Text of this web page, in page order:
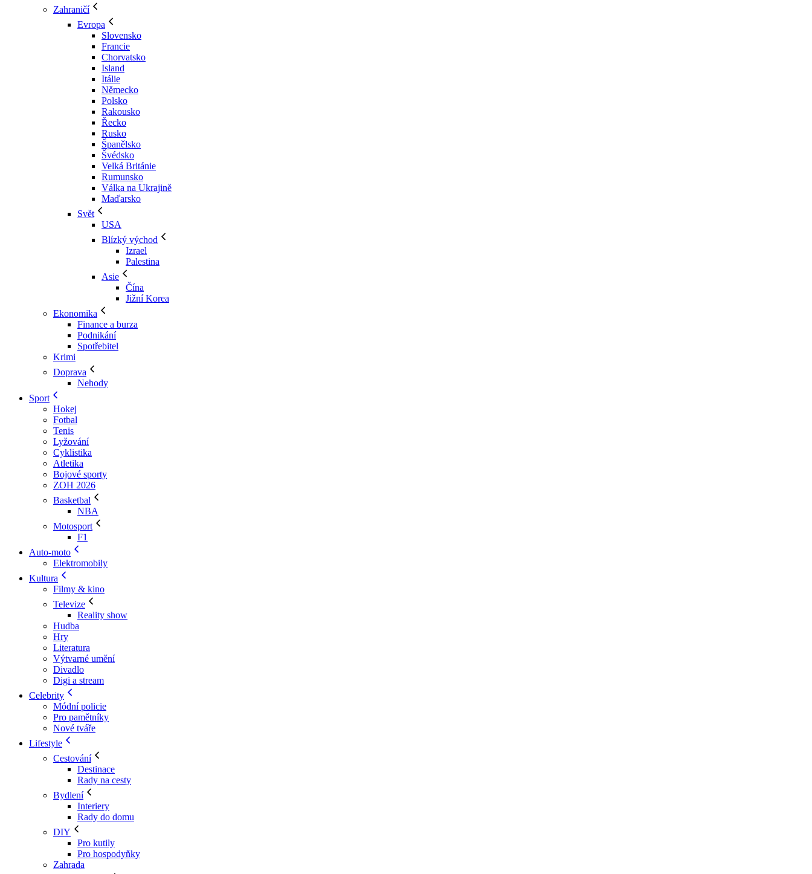
Zahraničí
Evropa
Slovensko
Francie
Chorvatsko
Island
Itálie
Německo
Polsko
Rakousko
Řecko
Rusko
Španělsko
Švédsko
Velká Británie
Rumunsko
Válka na Ukrajině
Maďarsko
Svět
USA
Blízký východ
Izrael
Palestina
Asie
Čína
Jižní Korea
Ekonomika
Finance a burza
Podnikání
Spotřebitel
Krimi
Doprava
Nehody
Sport
Hokej
Fotbal
Tenis
Lyžování
Cyklistika
Atletika
Bojové sporty
ZOH 2026
Basketbal
NBA
Motosport
F1
Auto-moto
Elektromobily
Kultura
Filmy & kino
Televize
Reality show
Hudba
Hry
Literatura
Výtvarné umění
Divadlo
Digi a stream
Celebrity
Módní policie
Pro pamětníky
Nové tváře
Lifestyle
Cestování
Destinace
Rady na cesty
Bydlení
Interiery
Rady do domu
DIY
Pro kutily
Pro hospodyňky
Zahrada